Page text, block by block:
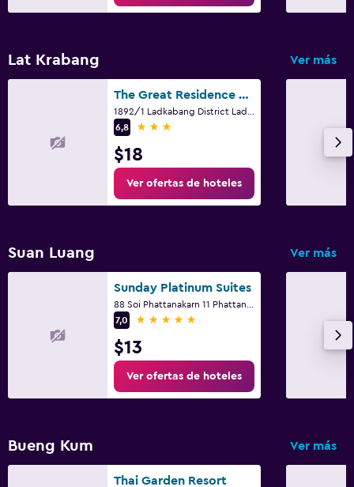
Lat Krabang Ver más
The Great Residence Suvarnabhumi Airport
6,8
3 estrellas
$18
Ver ofertas de hoteles
Suan Luang Ver más
Sunday Platinum Suites
7,0
5 estrellas
$13
Ver ofertas de hoteles
Bueng Kum Ver más
Thai Garden Resort